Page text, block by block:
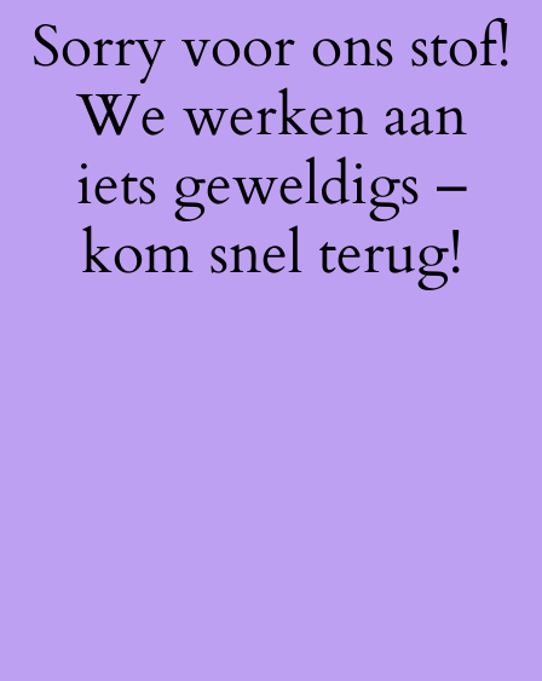
Sorry voor ons stof!
We werken aan
iets geweldigs –
kom snel terug!